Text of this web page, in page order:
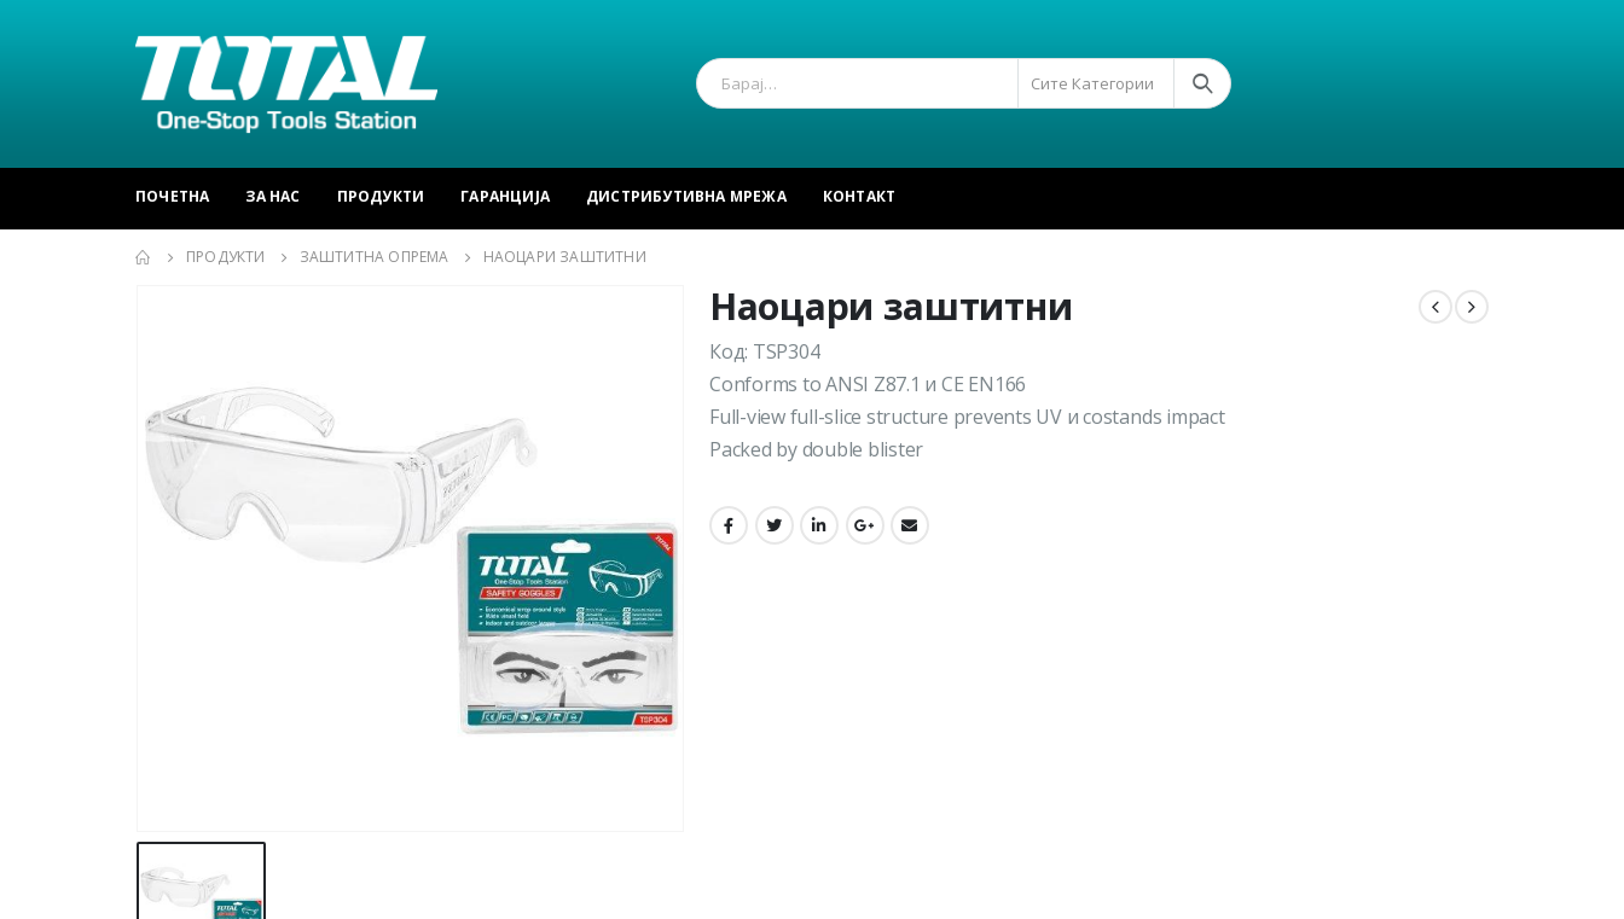
Сите Категории
ПОЧЕТНА ЗА НАС ПРОДУКТИ ГАРАНЦИЈА ДИСТРИБУТИВНА МРЕЖА КОНТАКТ
ПРОДУКТИ ЗАШТИТНА ОПРЕМА НАОЦАРИ ЗАШТИТНИ
Наоцари заштитни
Код: TSP304
Conforms to ANSI Z87.1 и CE EN166
Full-view full-slice structure prevents UV и соstands impact
Packed by double blister